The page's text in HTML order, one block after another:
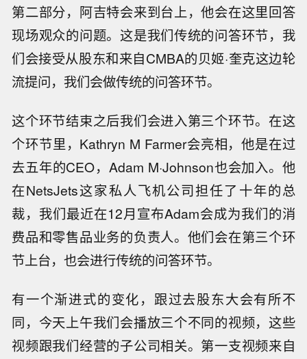
第二部分，阿吉特会来到台上，他会在这里回答
现场观众的问题。这是我们传统的问答环节，我
们会接受从股东和来自CMBA的贝姬·奎克这边轮
流提问，我们会做传统的问答环节。
这个环节结束之后我们会进入第三个环节。在这
个环节里，Kathryn M Farmer会亮相，他是在过
去五年的CEO，Adam M·Johnson也会加入。他
在NetsJets这家私人飞机公司担任了十年的总
裁，我们最近在12月宣布Adam会成为我们的消
费品和零售品业务的负责人。他们会在第三个环
节上台，也会进行传统的问答环节。
有一个渐进式的变化，跟过去股东大会有所不
同，今天上午我们会播放三个不同的视频，这些
视频跟我们经营的子公司相关。第一支视频来自